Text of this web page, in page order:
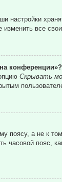
настройки
все
конференции»?
Скрывать
поясу, а не к
часовой пояс,